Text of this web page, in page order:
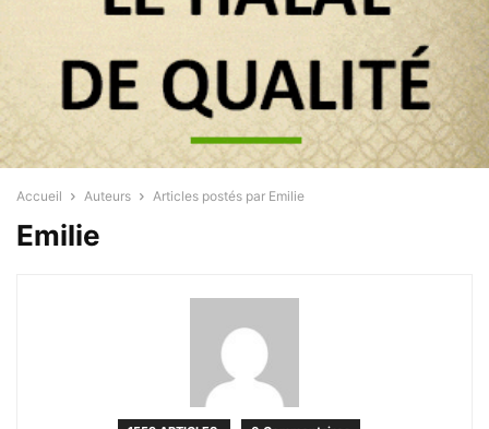
Accueil Auteurs Articles postés par Emilie
Emilie